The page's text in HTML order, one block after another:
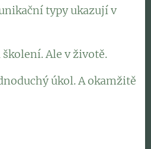
typy ukazují v
školení. Ale v životě.
úkol. A okamžitě